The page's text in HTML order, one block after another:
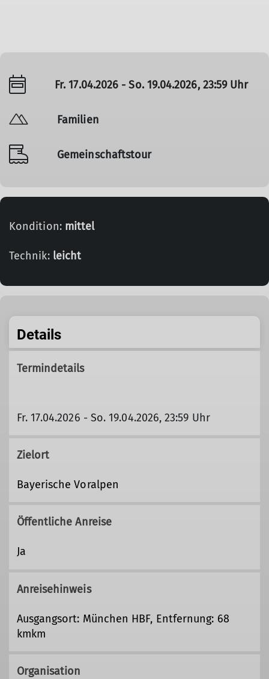
Fr. 17.04.2026 - So. 19.04.2026, 23:59 Uhr
Familien
Gemeinschaftstour
Kondition: mittel
Technik: leicht
Details
Termindetails
Fr. 17.04.2026 - So. 19.04.2026, 23:59 Uhr
Zielort
Bayerische Voralpen
Öffentliche Anreise
Ja
Anreisehinweis
Ausgangsort: München HBF, Entfernung: 68
kmkm
Organisation